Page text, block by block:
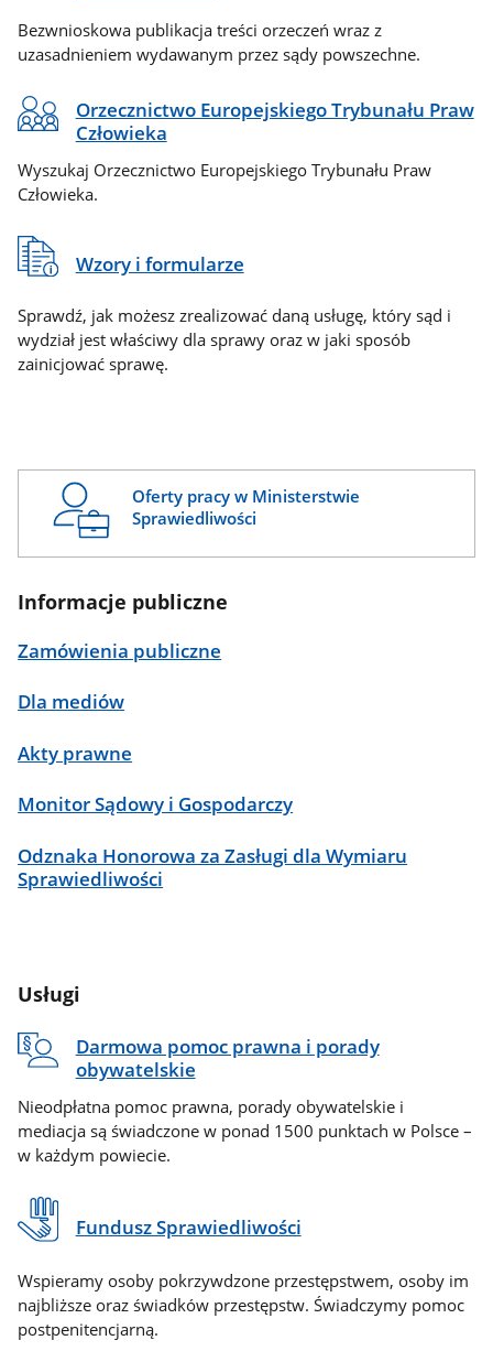
Bezwnioskowa publikacja treści orzeczeń wraz z
uzasadnieniem wydawanym przez sądy powszechne.
Orzecznictwo Europejskiego Trybunału Praw
Człowieka
Wyszukaj Orzecznictwo Europejskiego Trybunału Praw
Człowieka.
Wzory i formularze
Sprawdź, jak możesz zrealizować daną usługę, który sąd i
wydział jest właściwy dla sprawy oraz w jaki sposób
zainicjować sprawę.
Oferty pracy w Ministerstwie
Sprawiedliwości
Informacje publiczne
Zamówienia publiczne
Dla mediów
Akty prawne
Monitor Sądowy i Gospodarczy
Odznaka Honorowa za Zasługi dla Wymiaru
Sprawiedliwości
Usługi
Darmowa pomoc prawna i porady
obywatelskie
Nieodpłatna pomoc prawna, porady obywatelskie i
mediacja są świadczone w ponad 1500 punktach w Polsce –
w każdym powiecie.
Fundusz Sprawiedliwości
Wspieramy osoby pokrzywdzone przestępstwem, osoby im
najbliższe oraz świadków przestępstw. Świadczymy pomoc
postpenitencjarną.